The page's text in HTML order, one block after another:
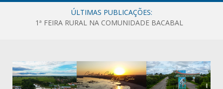
ÚLTIMAS PUBLICAÇÕES:
1ª FEIRA RURAL NA COMUNIDADE BACABAL